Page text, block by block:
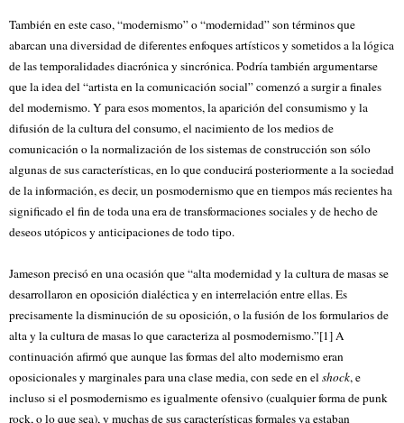
También en este caso, “modernismo” o “modernidad” son términos que
abarcan una diversidad de diferentes enfoques artísticos y sometidos a la lógica
de las temporalidades diacrónica y sincrónica. Podría también argumentarse
que la idea del “artista en la comunicación social” comenzó a surgir a finales
del modernismo. Y para esos momentos, la aparición del consumismo y la
difusión de la cultura del consumo, el nacimiento de los medios de
comunicación o la normalización de los sistemas de construcción son sólo
algunas de sus características, en lo que conducirá posteriormente a la sociedad
de la información, es decir, un posmodernismo que en tiempos más recientes ha
significado el fin de toda una era de transformaciones sociales y de hecho de
deseos utópicos y anticipaciones de todo tipo.
Jameson precisó en una ocasión que “alta modernidad y la cultura de masas se
desarrollaron en oposición dialéctica y en interrelación entre ellas. Es
precisamente la disminución de su oposición, o la fusión de los formularios de
alta y la cultura de masas lo que caracteriza al posmodernismo.”[1] A
continuación afirmó que aunque las formas del alto modernismo eran
oposicionales y marginales para una clase media, con sede en el shock, e
incluso si el posmodernismo es igualmente ofensivo (cualquier forma de punk
rock, o lo que sea), y muchas de sus características formales ya estaban